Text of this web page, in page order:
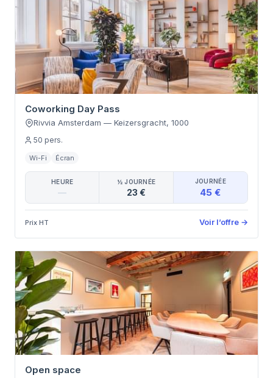
Coworking Day Pass
Rivvia Amsterdam — Keizersgracht, 1000
50 pers.
Wi-Fi Écran
HEURE
—
½ JOURNÉE
23 €
JOURNÉE
45 €
Prix HT Voir l’offre →
Open space